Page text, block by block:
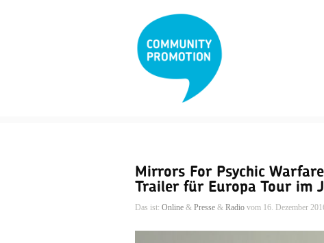
Mirrors For Psychic
Trailer für Europa Tour im
Das ist: Online & Presse & Radio vom 16. Dezember